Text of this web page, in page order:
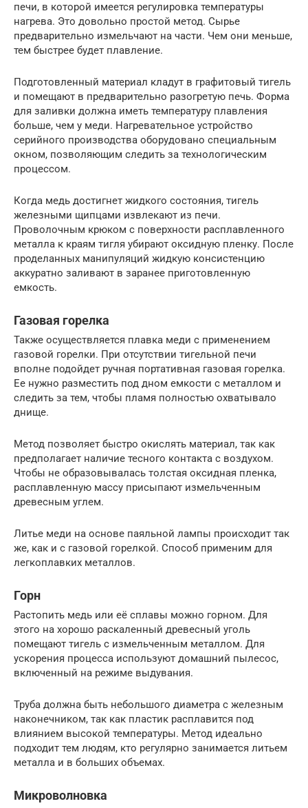
печи, в которой имеется регулировка температуры
нагрева. Это довольно простой метод. Сырье
предварительно измельчают на части. Чем они меньше,
тем быстрее будет плавление.
Подготовленный материал кладут в графитовый тигель
и помещают в предварительно разогретую печь. Форма
для заливки должна иметь температуру плавления
больше, чем у меди. Нагревательное устройство
серийного производства оборудовано специальным
окном, позволяющим следить за технологическим
процессом.
Когда медь достигнет жидкого состояния, тигель
железными щипцами извлекают из печи.
Проволочным крюком с поверхности расплавленного
металла к краям тигля убирают оксидную пленку. После
проделанных манипуляций жидкую консистенцию
аккуратно заливают в заранее приготовленную
емкость.
Газовая горелка
Также осуществляется плавка меди с применением
газовой горелки. При отсутствии тигельной печи
вполне подойдет ручная портативная газовая горелка.
Ее нужно разместить под дном емкости с металлом и
следить за тем, чтобы пламя полностью охватывало
днище.
Метод позволяет быстро окислять материал, так как
предполагает наличие тесного контакта с воздухом.
Чтобы не образовывалась толстая оксидная пленка,
расплавленную массу присыпают измельченным
древесным углем.
Литье меди на основе паяльной лампы происходит так
же, как и с газовой горелкой. Способ применим для
легкоплавких металлов.
Горн
Растопить медь или её сплавы можно горном. Для
этого на хорошо раскаленный древесный уголь
помещают тигель с измельченным металлом. Для
ускорения процесса используют домашний пылесос,
включенный на режиме выдувания.
Труба должна быть небольшого диаметра с железным
наконечником, так как пластик расплавится под
влиянием высокой температуры. Метод идеально
подходит тем людям, кто регулярно занимается литьем
металла и в больших объемах.
Микроволновка